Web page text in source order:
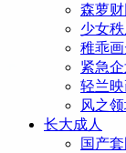
森萝财
少女
稚乖
紧急企
轻兰
风之
长大成人
国产套